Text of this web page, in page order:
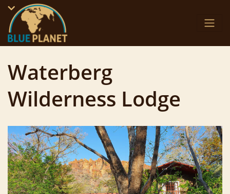
Skip
content
Waterberg
Wilderness Lodge